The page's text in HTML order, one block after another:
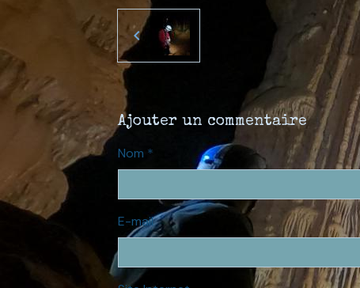
Ajouter un commentaire
Nom
E-mail